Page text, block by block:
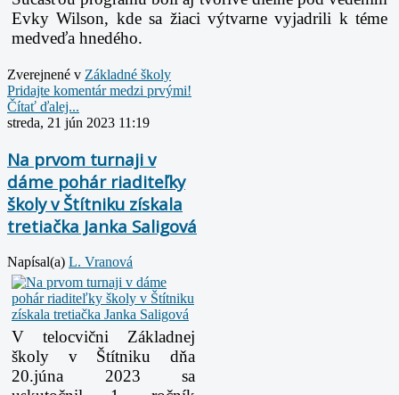
Evky Wilson, kde sa žiaci výtvarne vyjadrili k téme
medveďa hnedého.
Zverejnené v Základné školy
Pridajte komentár medzi prvými!
Čítať ďalej...
streda, 21 jún 2023 11:19
Na prvom turnaji v
dáme pohár riaditeľky
školy v Štítniku získala
tretiačka Janka Saligová
Napísal(a) L. Vranová
V telocvični Základnej
školy v Štítniku dňa
20.júna 2023 sa